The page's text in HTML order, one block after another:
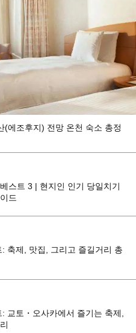
(에조후지) 전망 온천 숙소 총정
스트 3 | 현지인 인기 당일치기
드
축제, 맛집, 그리고 즐길거리 총
교토・오사카에서 즐기는 축제,